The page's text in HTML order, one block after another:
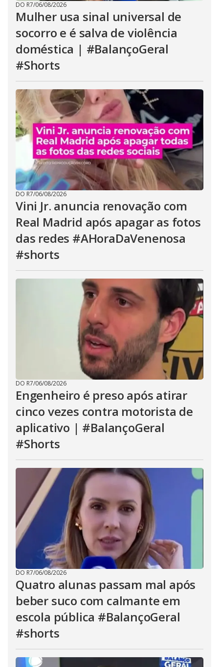
DO R7/06/08/2026
Mulher usa sinal universal de
socorro e é salva de violência
doméstica | #BalançoGeral
#Shorts
DO R7/06/08/2026
Vini Jr. anuncia renovação com
Real Madrid após apagar as fotos
das redes #AHoraDaVenenosa
#shorts
DO R7/06/08/2026
Engenheiro é preso após atirar
cinco vezes contra motorista de
aplicativo | #BalançoGeral
#Shorts
DO R7/06/08/2026
Quatro alunas passam mal após
beber suco com calmante em
escola pública #BalançoGeral
#shorts